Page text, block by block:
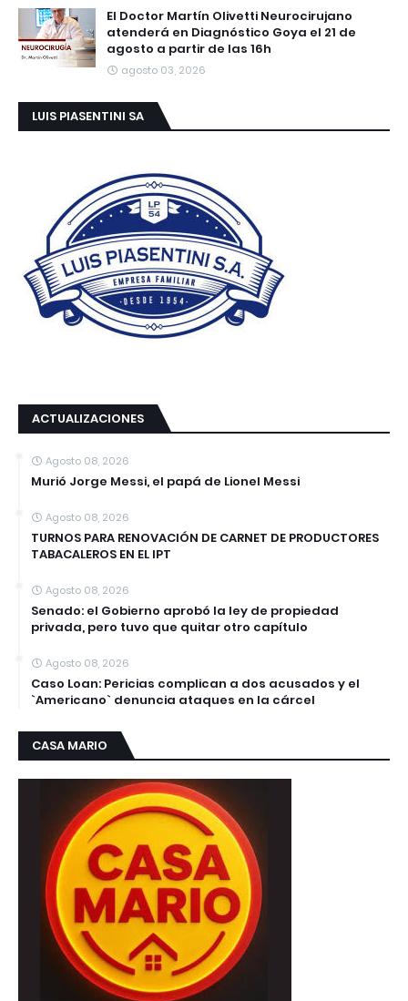
El Doctor Martín Olivetti Neurocirujano
atenderá en Diagnóstico Goya el 21 de
agosto a partir de las 16h
agosto 03, 2026
LUIS PIASENTINI SA
ACTUALIZACIONES
Agosto 08, 2026
Murió Jorge Messi, el papá de Lionel Messi
Agosto 08, 2026
TURNOS PARA RENOVACIÓN DE CARNET DE PRODUCTORES
TABACALEROS EN EL IPT
Agosto 08, 2026
Senado: el Gobierno aprobó la ley de propiedad
privada, pero tuvo que quitar otro capítulo
Agosto 08, 2026
Caso Loan: Pericias complican a dos acusados y el
`Americano` denuncia ataques en la cárcel
CASA MARIO